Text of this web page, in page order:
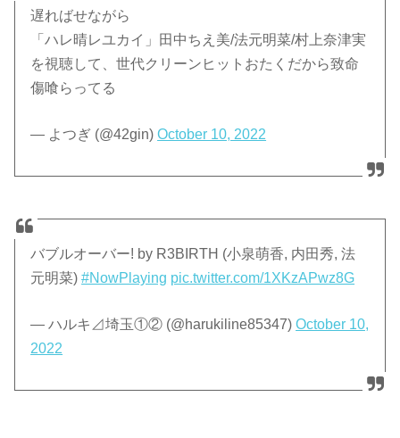
遅ればせながら
「ハレ晴レユカイ」田中ちえ美/法元明菜/村上奈津実
を視聴して、世代クリーンヒットおたくだから致命
傷喰らってる
— よつぎ (@42gin)October 10, 2022
バブルオーバー! by R3BIRTH (小泉萌香, 内田秀, 法
元明菜)#NowPlaying pic.twitter.com/1XKzAPwz8G
— ハルキ⊿埼玉①② (@harukiline85347)October 10,
2022